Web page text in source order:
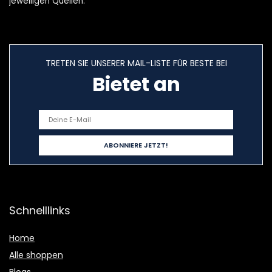
TRETEN SIE UNSERER MAIL-LISTE FÜR BESTE BEI
Bietet an
Schnelllinks
Home
Alle shoppen